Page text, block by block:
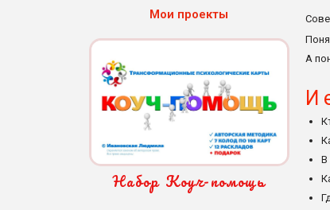
Мои проекты
Набор Коуч-помощь
А
И
В